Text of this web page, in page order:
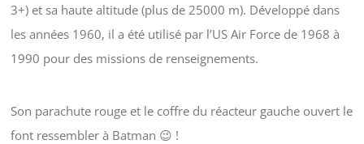
3+) et sa haute altitude (plus de 25000 m). Développé dans
les années 1960, il a été utilisé par l’US Air Force de 1968 à
1990 pour des missions de renseignements.
Son parachute rouge et le coffre du réacteur gauche ouvert le
font ressembler à Batman 😉 !